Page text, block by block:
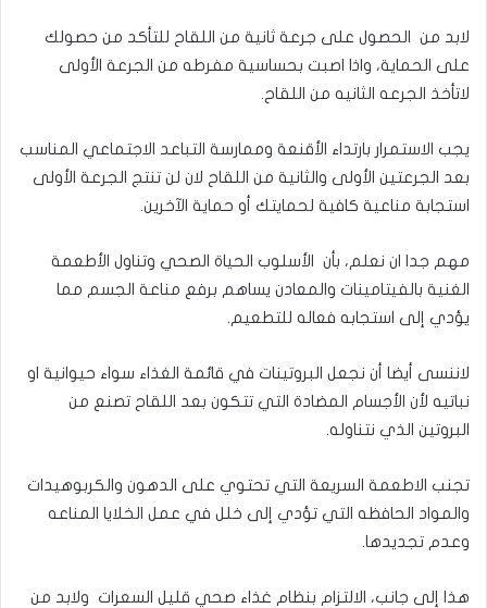
لابد من الحصول على جرعة ثانية من اللقاح للتأكد من حصولك
على الحماية، واذا اصبت بحساسية مفرطه من الجرعة الأولى
لاتأخذ الجرعه الثانيه من اللقاح.
يجب الاستمرار بارتداء الأقنعة وممارسة التباعد الاجتماعي المناسب
بعد الجرعتين الأولى والثانية من اللقاح لان لن تنتج الجرعة الأولى
استجابة مناعية كافية لحمايتك أو حماية الآخرين.
مهم جدا ان نعلم، بأن الأسلوب الحياة الصحي وتناول الأطعمة
الغنية بالفيتامينات والمعادن يساهم برفع مناعة الجسم مما
يؤدي إلى استجابه فعاله للتطعيم.
لاننسى أيضا أن نجعل البروتينات في قائمة الغذاء سواء حيوانية او
نباتيه لأن الأجسام المضادة التي تتكون بعد اللقاح تصنع من
البروتين الذي نتناوله.
تجنب الاطعمة السريعة التي تحتوي على الدهون والكربوهيدات
والمواد الحافظه التي تؤدي إلى خلل في عمل الخلايا المناعه
وعدم تجديدها.
هذا إلى جانب، الالتزام بنظام غذاء صحي قليل السعرات ولابد من